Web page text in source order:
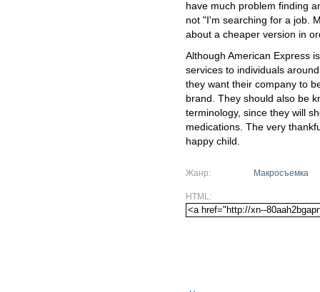
have much problem finding
not "I'm searching for a job.
about a cheaper version in
Although American Express
services to individuals
they want their company to
brand. They should also be
terminology, since they will
medications. The very
happy child.
Жанр: Макросъемка
HTML: